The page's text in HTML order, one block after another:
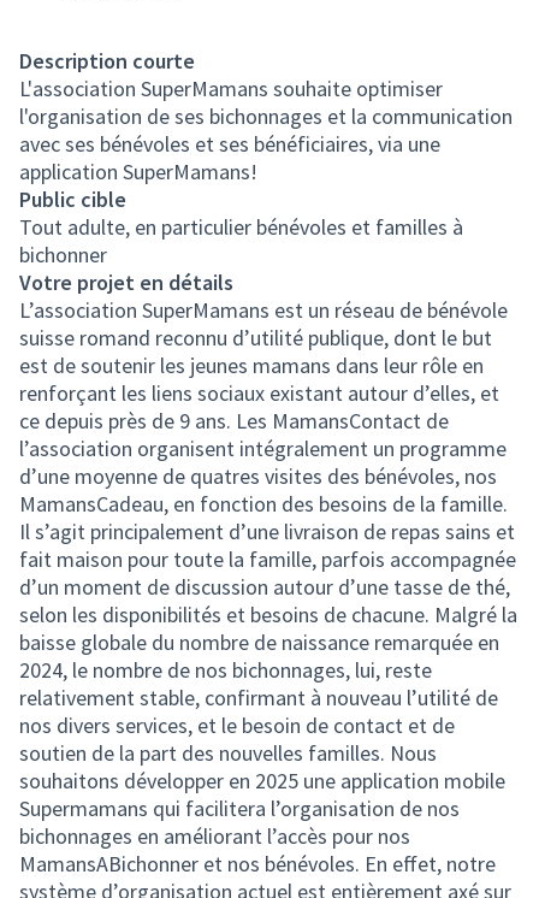
Description courte
L'association SuperMamans souhaite optimiser
l'organisation de ses bichonnages et la communication
avec ses bénévoles et ses bénéficiaires, via une
application SuperMamans!
Public cible
Tout adulte, en particulier bénévoles et familles à
bichonner
Votre projet en détails
L’association SuperMamans est un réseau de bénévole
suisse romand reconnu d’utilité publique, dont le but
est de soutenir les jeunes mamans dans leur rôle en
renforçant les liens sociaux existant autour d’elles, et
ce depuis près de 9 ans. Les MamansContact de
l’association organisent intégralement un programme
d’une moyenne de quatres visites des bénévoles, nos
MamansCadeau, en fonction des besoins de la famille.
Il s’agit principalement d’une livraison de repas sains et
fait maison pour toute la famille, parfois accompagnée
d’un moment de discussion autour d’une tasse de thé,
selon les disponibilités et besoins de chacune. Malgré la
baisse globale du nombre de naissance remarquée en
2024, le nombre de nos bichonnages, lui, reste
relativement stable, confirmant à nouveau l’utilité de
nos divers services, et le besoin de contact et de
soutien de la part des nouvelles familles. Nous
souhaitons développer en 2025 une application mobile
Supermamans qui facilitera l’organisation de nos
bichonnages en améliorant l’accès pour nos
MamansABichonner et nos bénévoles. En effet, notre
système d’organisation actuel est entièrement axé sur